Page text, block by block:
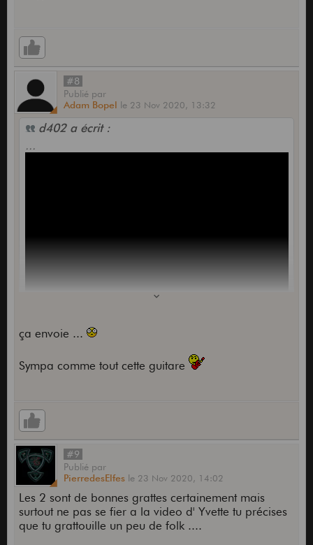
#8
Publié par
Adam Bopel le 23 Nov 2020, 13:32
d402 a écrit :
...
ça envoie ...
Sympa comme tout cette guitare
#9
Publié par
PierredesElfes le 23 Nov 2020, 14:02
Les 2 sont de bonnes grattes certainement mais
surtout ne pas se fier a la video d' Yvette tu précises
que tu grattouille un peu de folk ....